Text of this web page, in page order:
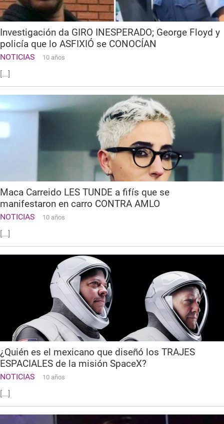
Investigación da GIRO INESPERADO; George Floyd y
policía que lo ASFIXIÓ se CONOCÍAN
NOTICIAS 10 años
[...]
Maca Carreido LES TUNDE a fifís que se
manifestaron en carro CONTRA AMLO
NOTICIAS 10 años
[...]
¿Quién es el mexicano que diseñó los TRAJES
ESPACIALES de la misión SpaceX?
NOTICIAS 10 años
[...]